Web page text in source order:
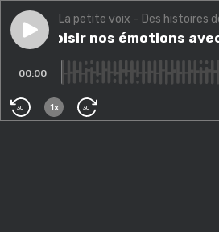
Play episode(Bis) Choisir nos
(Bis) Choisir nos émotions
00:00
30 1x 30